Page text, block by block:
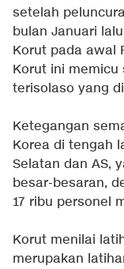
setelah
bulan Januari
Korut pada awal
Korut ini memicu
terisolaso yang
Ketegangan
Korea di tengah
Selatan dan AS,
besar-besaran,
17 ribu personel
Korut menilai
merupakan